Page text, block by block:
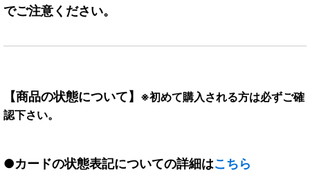
でご注意ください。
【商品の状態について】 ※初めて購入される方は必ずご確
認下さい。
●カードの状態表記についての詳細はこちら